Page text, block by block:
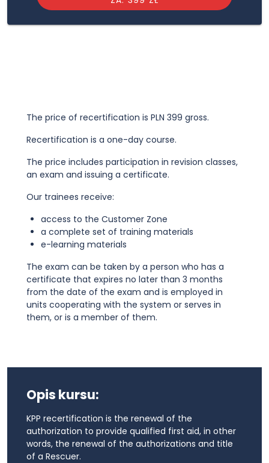
The price of recertification is PLN 399 gross.
Recertification is a one-day course.
The price includes participation in revision classes,
an exam and issuing a certificate.
Our trainees receive:
access to the Customer Zone
a complete set of training materials
e-learning materials
The exam can be taken by a person who has a
certificate that expires no later than 3 months
from the date of the exam and is employed in
units cooperating with the system or serves in
them, or is a member of them.
Opis kursu:
KPP recertification is the renewal of the
authorization to provide qualified first aid, in other
words, the renewal of the authorizations and title
of a Rescuer.